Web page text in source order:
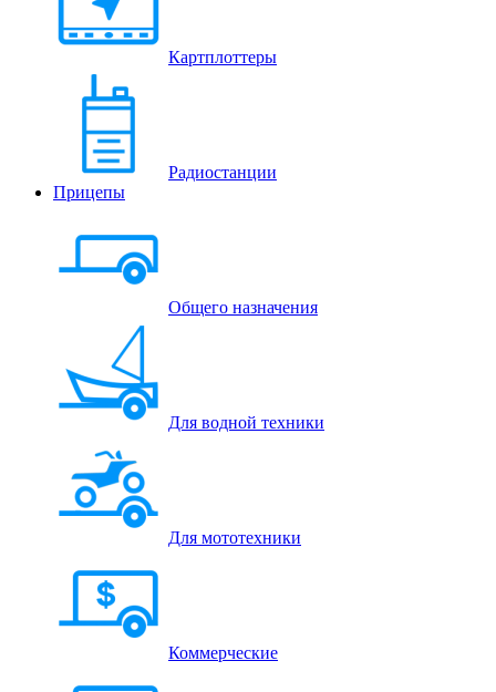
Картплоттеры
Радиостанции
Прицепы
Общего назначения
Для водной техники
Для мототехники
Коммерческие